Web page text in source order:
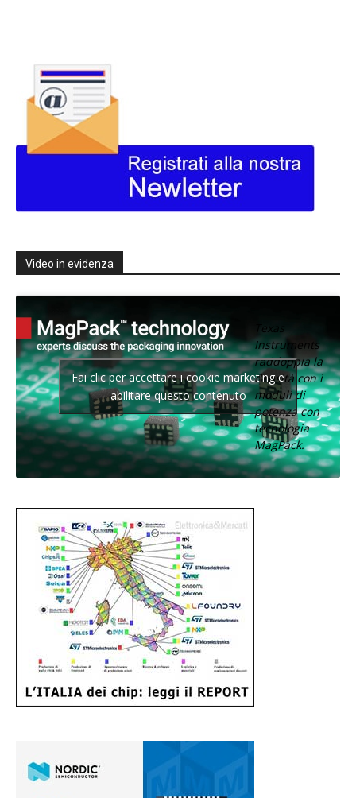
Video in evidenza
Texas
Instruments
raddoppia la
densità con i
moduli di
potenza con
tecnologia
MagPack.
Fai clic per accettare i cookie marketing e
abilitare questo contenuto